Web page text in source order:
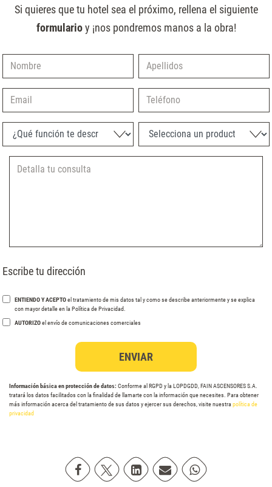
Si quieres que tu hotel sea el próximo, rellena el siguiente
formularioy ¡nos pondremos manos a la obra!
Nombre Apellidos
Email Teléfono
¿Qué función te describe mejor? Selecciona un producto
Escribe tu dirección
ENTIENDO Y ACEPTOel tratamiento de mis datos tal y como se describe anteriormente y se explica
con mayor detalle en la Política de Privacidad.
AUTORIZOel envío de comunicaciones comerciales
Información básica en protección de datos: Conforme al RGPD y la LOPDGDD, FAIN ASCENSORES S.A.
tratará los datos facilitados con la finalidad de llamarte con la información que necesites. Para obtener
más información acerca del tratamiento de sus datos y ejercer sus derechos, visite nuestra política de
privacidad
Compartir en Facebook
Compartir en Twitter
Compartir en Linkedin
Compartir poremail
Compartir en